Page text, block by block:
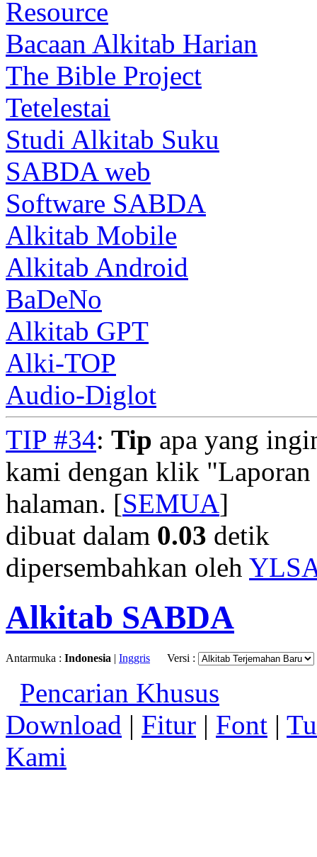
Resource
Bacaan Alkitab Harian
The Bible Project
Tetelestai
Studi Alkitab Suku
SABDA web
Software SABDA
Alkitab Mobile
Alkitab Android
BaDeNo
Alkitab GPT
Alki-TOP
Audio-Diglot
TIP #34: Tip apa yang
kami dengan klik "Laporan
halaman. [SEMUA]
dibuat dalam 0.03 detik
dipersembahkan oleh
Alkitab SABDA
Antarmuka : Indonesia | Inggris Versi :
Pencarian Khusus
Download | Fitur | Font |
Kami